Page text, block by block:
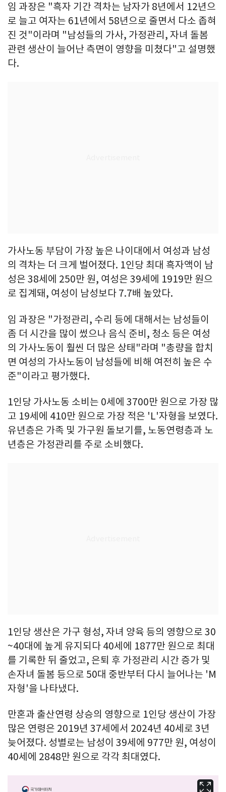
임 과장은 "흑자 기간 격차는 남자가 8년에서 12년으
로 늘고 여자는 61년에서 58년으로 줄면서 다소 좁혀
진 것"이라며 "남성들의 가사, 가정관리, 자녀 돌봄
관련 생산이 늘어난 측면이 영향을 미쳤다"고 설명했
다.
가사노동 부담이 가장 높은 나이대에서 여성과 남성
의 격차는 더 크게 벌어졌다. 1인당 최대 흑자액이 남
성은 38세에 250만 원, 여성은 39세에 1919만 원으
로 집계돼, 여성이 남성보다 7.7배 높았다.
임 과장은 "가정관리, 수리 등에 대해서는 남성들이
좀 더 시간을 많이 썼으나 음식 준비, 청소 등은 여성
의 가사노동이 훨씬 더 많은 상태"라며 "총량을 합치
면 여성의 가사노동이 남성들에 비해 여전히 높은 수
준"이라고 평가했다.
1인당 가사노동 소비는 0세에 3700만 원으로 가장 많
고 19세에 410만 원으로 가장 적은 'L'자형을 보였다.
유년층은 가족 및 가구원 돌보기를, 노동연령층과 노
년층은 가정관리를 주로 소비했다.
1인당 생산은 가구 형성, 자녀 양육 등의 영향으로 30
~40대에 높게 유지되다 40세에 1877만 원으로 최대
를 기록한 뒤 줄었고, 은퇴 후 가정관리 시간 증가 및
손자녀 돌봄 등으로 50대 중반부터 다시 늘어나는 'M
자형'을 나타냈다.
만혼과 출산연령 상승의 영향으로 1인당 생산이 가장
많은 연령은 2019년 37세에서 2024년 40세로 3년
늦어졌다. 성별로는 남성이 39세에 977만 원, 여성이
40세에 2848만 원으로 각각 최대였다.